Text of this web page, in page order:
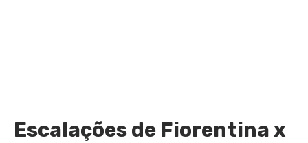
Escalações de Fiorentina x